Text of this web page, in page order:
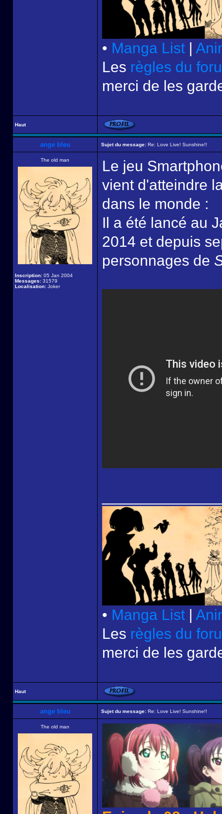
• Manga List |
Les règles du
merci de les
Haut
ange bleu Sujet du message: Re: Love Live! Sunshine!!
The old man
Inscription: 05 Jan 2004
Messages: 31579
Localisation: Joker
Le jeu
vient d'atteindre
dans le monde :
Il a été lancé au
2014 et depuis
personnages de
• Manga List |
Les règles du
merci de les
Haut
ange bleu Sujet du message: Re: Love Live! Sunshine!!
The old man